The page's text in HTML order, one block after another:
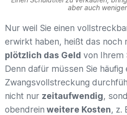
aber auch
Nur weil Sie einen
erwirkt haben, heißt das noch
plötzlich das Geld von Ihrem
Denn dafür müssen Sie häufig
Zwangsvollstreckung
nicht nur zeitaufwendig,
obendrein weitere Kosten, z.